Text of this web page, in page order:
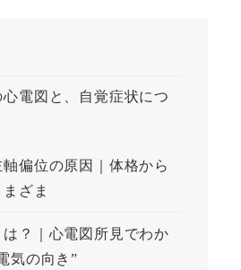
電図と、自覚症状につ
偏位の原因｜体格から
ざま
？｜心電図所見でわか
気の向き”